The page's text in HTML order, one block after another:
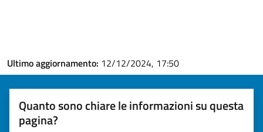
Ultimo aggiornamento: 12/12/2024, 17:50
Quanto sono chiare le informazioni su questa
pagina?